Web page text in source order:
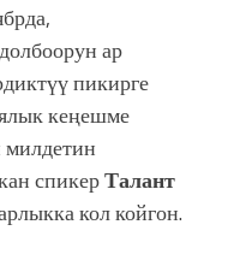
ар
пикирге
кеңешме
спикерТалант
кол койгон.